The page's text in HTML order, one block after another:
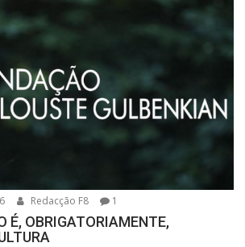
Redacção F8 1
É, OBRIGATORIAMENTE,